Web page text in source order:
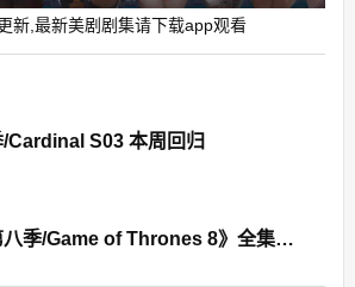
新,最新美剧剧集请下载app观看
Cardinal S03 本周回归
《权力的游戏第八季/Game of Thrones 8》全集高清迅雷下载